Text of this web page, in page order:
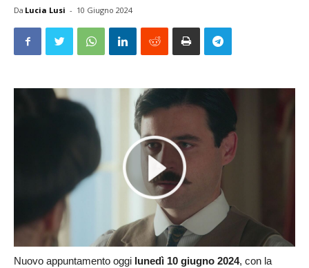
Da Lucia Lusi - 10 Giugno 2024
Nuovo appuntamento oggi lunedì 10 giugno 2024, con la